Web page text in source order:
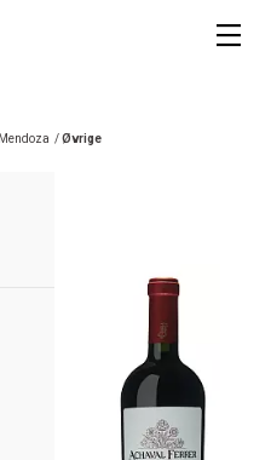
Mendoza /Øvrige